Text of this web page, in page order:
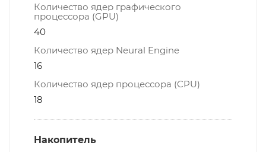
Количество ядер графического
процессора (GPU)
40
Количество ядер Neural Engine
16
Количество ядер процессора (CPU)
18
Накопитель